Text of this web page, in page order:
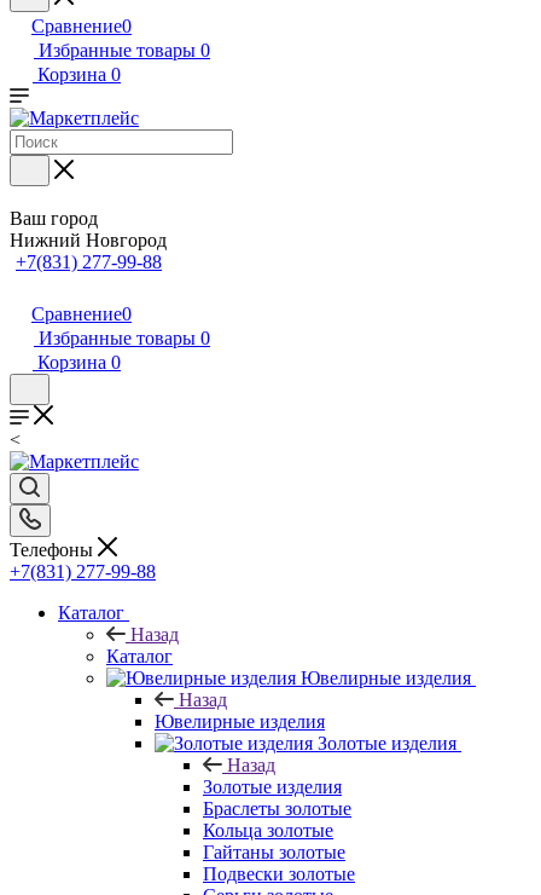
Сравнение0
Избранные товары 0
Корзина 0
Ваш город
Нижний Новгород
+7(831) 277-99-88
Сравнение0
Избранные товары 0
Корзина 0
<
Телефоны
+7(831) 277-99-88
Каталог
Назад
Каталог
Ювелирные изделия
Назад
Ювелирные изделия
Золотые изделия
Назад
Золотые изделия
Браслеты золотые
Кольца золотые
Гайтаны золотые
Подвески золотые